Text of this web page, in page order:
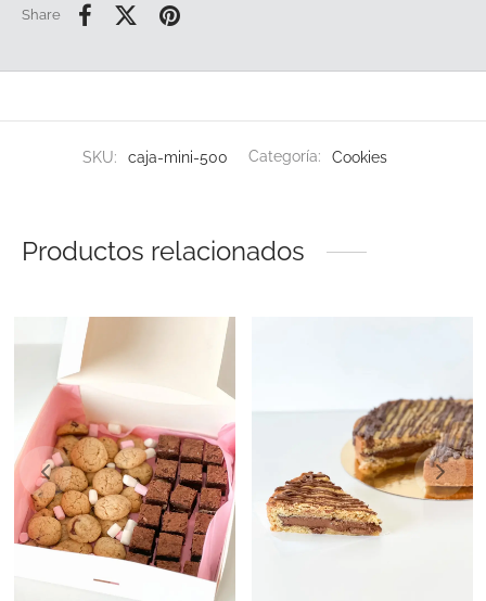
Share
SKU: caja-mini-500 Categoría: Cookies
Productos relacionados